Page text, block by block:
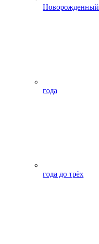
Новорожденный
года
года до трёх